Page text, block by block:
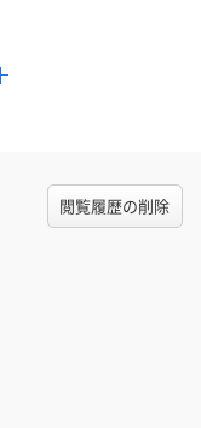
閲覧履歴の削除